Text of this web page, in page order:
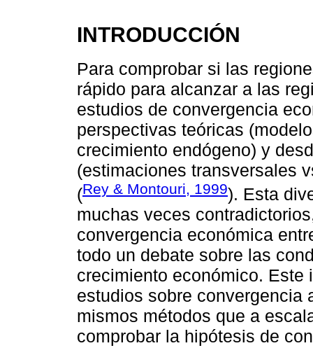
INTRODUCCIÓN
Para comprobar si las
rápido para alcanzar a las
estudios de convergencia
perspectivas teóricas
crecimiento endógeno) y
(estimaciones transversales
(Rey & Montouri, 1999). Esta
muchas veces
convergencia económica
todo un debate sobre las
crecimiento económico. Este
estudios sobre convergencia
mismos métodos que a
comprobar la hipótesis de